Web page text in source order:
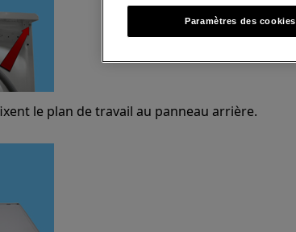
le plan de travail au panneau arrière.
Paramètres des cookies